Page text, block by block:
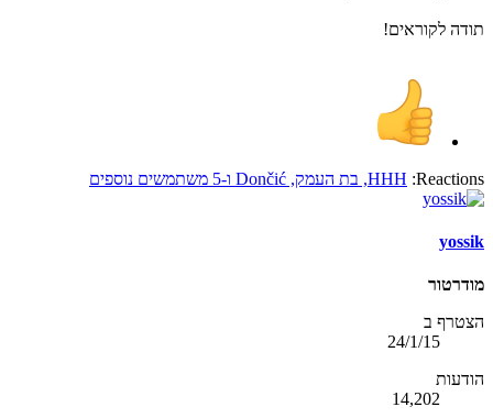
תודה לקוראים!
Reactions:
HHH
, בת העמק,
Dončić ו-5 משתמשים נוספים
yossik
מודרטור
הצטרף ב
24/1/15
הודעות
14,202